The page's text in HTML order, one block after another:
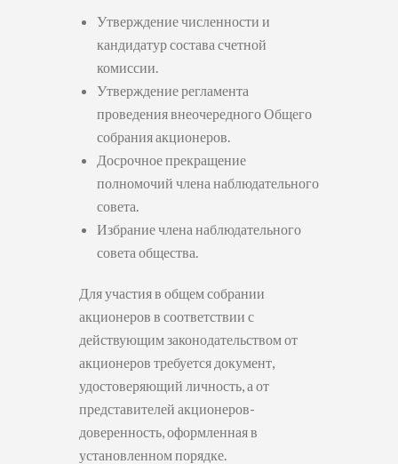
Утверждение численности и
кандидатур состава счетной
комиссии.
Утверждение регламента
проведения внеочередного Общего
собрания акционеров.
Досрочное прекращение
полномочий члена наблюдательного
совета.
Избрание члена наблюдательного
совета общества.
Для участия в общем собрании
акционеров в соответствии с
действующим законодательством от
акционеров требуется документ,
удостоверяющий личность, а от
представителей акционеров-
доверенность, оформленная в
установленном порядке.